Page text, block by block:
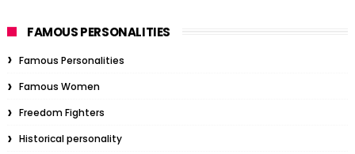
FAMOUS PERSONALITIES
Famous Personalities
Famous Women
Freedom Fighters
Historical personality